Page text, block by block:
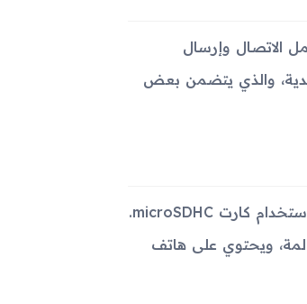
التي تشمل الاتصال وإرسال
والذي يتضمن بعض
يحتوي الجهاز على ذاكرة داخلية بسعة 70 ميجابايت، مع إمكانية توسيع الذاكرة باستخدام كارت microSDHC.
تخزين المكالمات المستلمة والمعدل والمفقودة حتى 90 مكالمة، ويحتوي على هاتف